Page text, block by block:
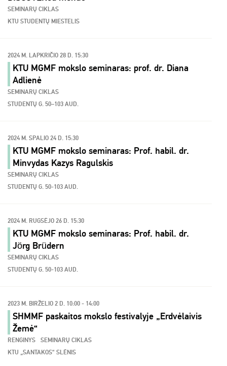
SEMINARŲ CIKLAS
KTU STUDENTŲ MIESTELIS
2024 M. LAPKRIČIO 28 D. 15:30
KTU MGMF mokslo seminaras: prof. dr. Diana
Adlienė
SEMINARŲ CIKLAS
STUDENTŲ G. 50–103 AUD.
2024 M. SPALIO 24 D. 15:30
KTU MGMF mokslo seminaras: Prof. habil. dr.
Minvydas Kazys Ragulskis
SEMINARŲ CIKLAS
STUDENTŲ G. 50-103 AUD.
2024 M. RUGSĖJO 26 D. 15:30
KTU MGMF mokslo seminaras: Prof. habil. dr.
Jörg Brüdern
SEMINARŲ CIKLAS
STUDENTŲ G. 50-103 AUD.
2023 M. BIRŽELIO 2 D. 10:00 - 14:00
SHMMF paskaitos mokslo festivalyje „Erdvėlaivis
Žemė“
RENGINYS
SEMINARŲ CIKLAS
KTU „SANTAKOS“ SLĖNIS